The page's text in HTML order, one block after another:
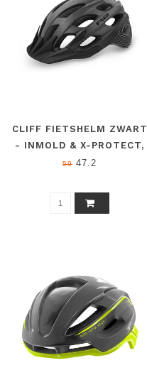
CLIFF FIETSHELM ZWART
- INMOLD & X-PROTECT,
VOOR RACEFIETSEN &
GOEDE
LUCHTCIRCULATIE,
PADDING
59 47.2